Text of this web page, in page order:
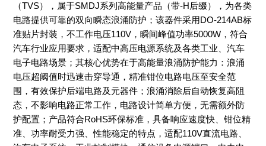
（TVS），属于SMDJ系列高能量产品（带-H后缀），为各类
电路提供可靠的双向瞬态浪涌防护；该器件采用DO-214AB标
准贴片封装，不工作电压110V，瞬间峰值功率5000W，符合
汽车行业应用要求，适配中高压电源系统及各类工业、汽车
电子电路场景；其核心优势在于高能量浪涌防护能力：浪涌
电压超阈值时迅速击穿导通，精准钳位电路电压至安全范
围，有效保护后端电路及元器件；浪涌消除后自动恢复高阻
态，不影响电路正常工作，电路设计简单方便，无需额外防
护配置；产品符合RoHS环保标准，具备响应速度快、钳位精
准、功率耐受力强、性能稳定的特点，适配110V直流电路、